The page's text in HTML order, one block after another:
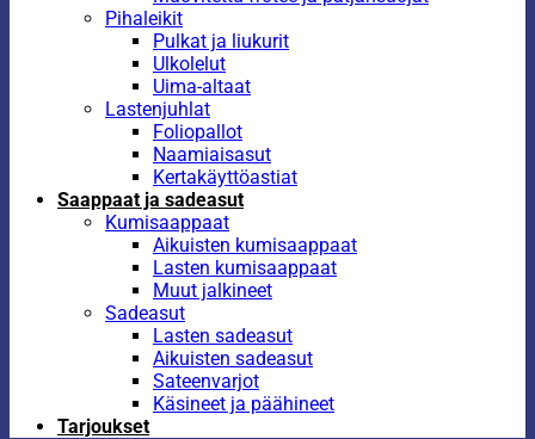
Pihaleikit
Pulkat ja liukurit
Ulkolelut
Uima-altaat
Lastenjuhlat
Foliopallot
Naamiaisasut
Kertakäyttöastiat
Saappaat ja sadeasut
Kumisaappaat
Aikuisten kumisaappaat
Lasten kumisaappaat
Muut jalkineet
Sadeasut
Lasten sadeasut
Aikuisten sadeasut
Sateenvarjot
Käsineet ja päähineet
Tarjoukset